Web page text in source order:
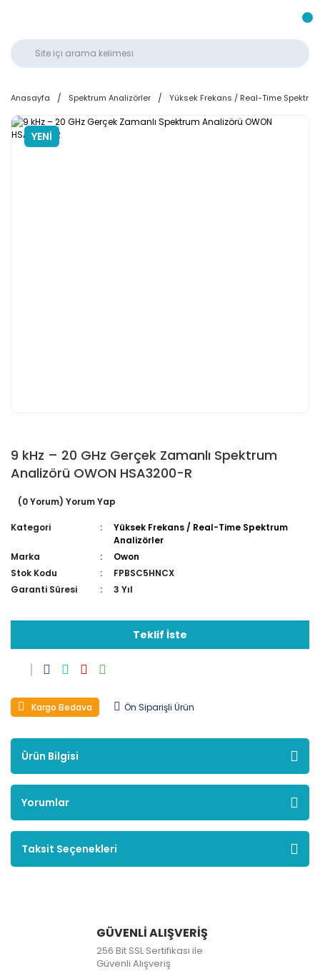
Anasayfa Spektrum Analizörler Yüksek Frekans / Real-Time
YENİ
9 kHz – 20 GHz Gerçek Zamanlı Spektrum
Analizörü OWON HSA3200-R
(0 Yorum) Yorum Yap
Kategori
Yüksek Frekans / Real-Time Spektrum
Analizörler
Marka
Owon
Stok Kodu
FPBSC5HNCX
Garanti Süresi
3 Yıl
Teklif İste
Kargo Bedava Ön Siparişli Ürün
Ürün Bilgisi
Yorumlar
Taksit Seçenekleri
GÜVENLİ ALIŞVERİŞ
256 Bit SSL Sertifikası ile
Güvenli Alışveriş